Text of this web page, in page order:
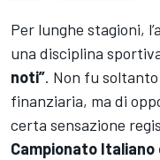
Per lunghe stagioni,
una disciplina
noti”. Non fu
finanziaria, ma di
certa sensazione
Campionato Italiano